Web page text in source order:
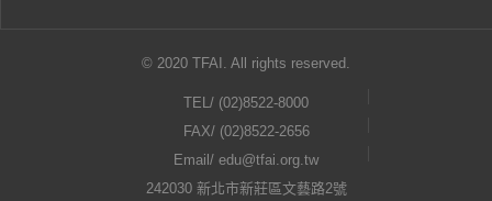
© 2020 TFAI. All rights reserved.
TEL/ (02)8522-8000
FAX/ (02)8522-2656
Email/ edu@tfai.org.tw
242030 新北市新莊區文藝路2號